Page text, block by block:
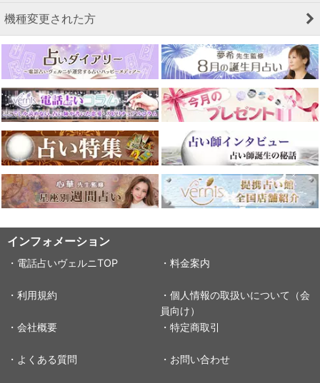
機種変更された方
インフォメーション
・電話占いヴェルニTOP ・料金案内
・利用規約
・個人情報の取扱いについて（会
員向け）
・会社概要
・特定商取引
・よくある質問 ・お問い合わせ